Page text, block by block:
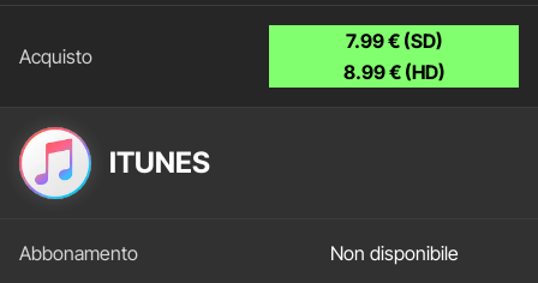
7.99 € (SD)
8.99 € (HD)
ITUNES
Non disponibile